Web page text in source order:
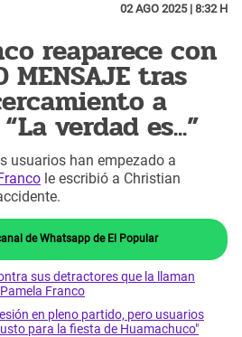
02 AGO 2025 | 8:32 H
reaparece con
MENSAJE tras
a
verdad es...”
usuarios han empezado a
le escribió a Christian
de Whatsapp de El Popular
sus detractores que la llaman
Franco
en pleno partido, pero usuarios
para la fiesta de Huamachuco"